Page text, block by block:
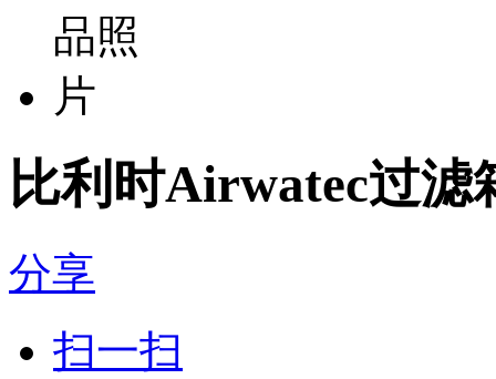
比利时Airwatec过滤
分享
扫一扫